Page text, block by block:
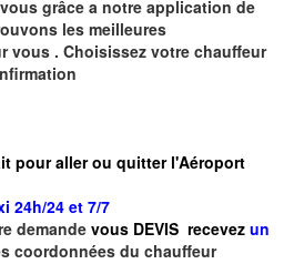
grâce a notre application de
les meilleures
vous . Choisissez votre chauffeur
pour aller ou quitter l'Aéroport
24h/24 et 7/7
demande vous DEVIS recevez un
coordonnées du chauffeur